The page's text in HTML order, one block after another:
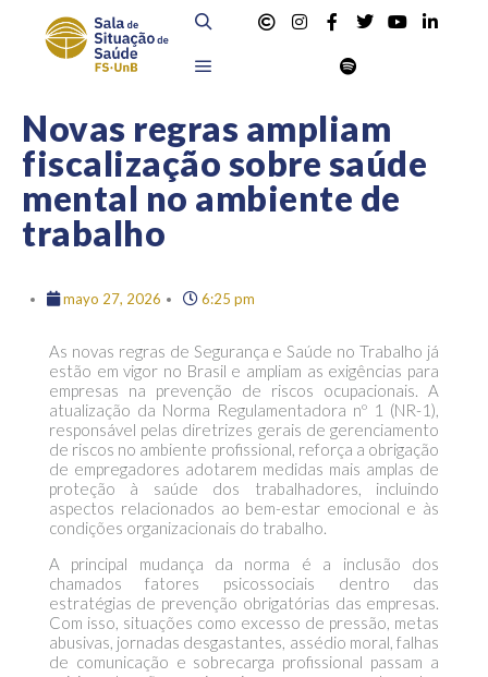
Novas regras ampliam
fiscalização sobre saúde
mental no ambiente de
trabalho
mayo 27, 2026 6:25 pm
As novas regras de Segurança e Saúde no Trabalho já
estão em vigor no Brasil e ampliam as exigências para
empresas na prevenção de riscos ocupacionais. A
atualização da Norma Regulamentadora nº 1 (NR-1),
responsável pelas diretrizes gerais de gerenciamento
de riscos no ambiente profissional, reforça a obrigação
de empregadores adotarem medidas mais amplas de
proteção à saúde dos trabalhadores, incluindo
aspectos relacionados ao bem-estar emocional e às
condições organizacionais do trabalho.
A principal mudança da norma é a inclusão dos
chamados fatores psicossociais dentro das
estratégias de prevenção obrigatórias das empresas.
Com isso, situações como excesso de pressão, metas
abusivas, jornadas desgastantes, assédio moral, falhas
de comunicação e sobrecarga profissional passam a